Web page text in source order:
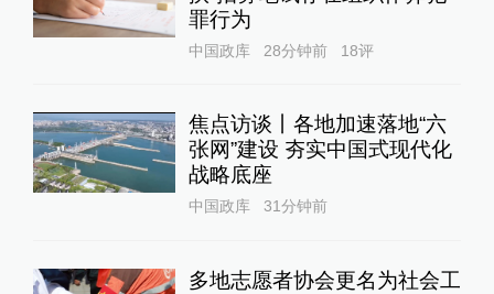
罪行为
中国政库 28分钟前 18评
焦点访谈丨各地加速落地“六
张网”建设 夯实中国式现代化
战略底座
中国政库 31分钟前
多地志愿者协会更名为社会工